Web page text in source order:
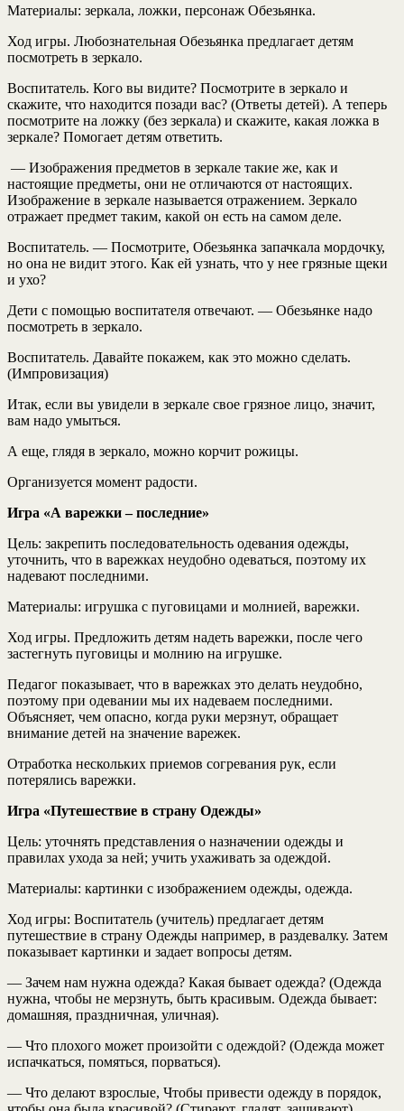
Материалы: зеркала, ложки, персонаж Обезьянка.
Ход игры. Любознательная Обезьянка предлагает детям
посмотреть в зеркало.
Воспитатель. Кого вы видите? Посмотрите в зеркало и
скажите, что находится позади вас? (Ответы детей). А теперь
посмотрите на ложку (без зеркала) и скажите, какая ложка в
зеркале? Помогает детям ответить.
— Изображения предметов в зеркале такие же, как и
настоящие предметы, они не отличаются от настоящих.
Изображение в зеркале называется отражением. Зеркало
отражает предмет таким, какой он есть на самом деле.
Воспитатель. — Посмотрите, Обезьянка запачкала мордочку,
но она не видит этого. Как ей узнать, что у нее грязные щеки
и ухо?
Дети с помощью воспитателя отвечают. — Обезьянке надо
посмотреть в зеркало.
Воспитатель. Давайте покажем, как это можно сделать.
(Импровизация)
Итак, если вы увидели в зеркале свое грязное лицо, значит,
вам надо умыться.
А еще, глядя в зеркало, можно корчит рожицы.
Организуется момент радости.
Игра «А варежки – последние»
Цель: закрепить последовательность одевания одежды,
уточнить, что в варежках неудобно одеваться, поэтому их
надевают последними.
Материалы: игрушка с пуговицами и молнией, варежки.
Ход игры. Предложить детям надеть варежки, после чего
застегнуть пуговицы и молнию на игрушке.
Педагог показывает, что в варежках это делать неудобно,
поэтому при одевании мы их надеваем последними.
Объясняет, чем опасно, когда руки мерзнут, обращает
внимание детей на значение варежек.
Отработка нескольких приемов согревания рук, если
потерялись варежки.
Игра «Путешествие в страну Одежды»
Цель: уточнять представления о назначении одежды и
правилах ухода за ней; учить ухаживать за одеждой.
Материалы: картинки с изображением одежды, одежда.
Ход игры: Воспитатель (учитель) предлагает детям
путешествие в страну Одежды например, в раздевалку. Затем
показывает картинки и задает вопросы детям.
— Зачем нам нужна одежда? Какая бывает одежда? (Одежда
нужна, чтобы не мерзнуть, быть красивым. Одежда бывает:
домашняя, праздничная, уличная).
— Что плохого может произойти с одеждой? (Одежда может
испачкаться, помяться, порваться).
— Что делают взрослые, Чтобы привести одежду в порядок,